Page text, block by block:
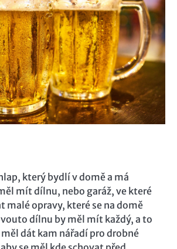
který bydlí v domě a má
mít dílnu, nebo garáž, ve které
malé opravy, které se na domě
dílnu by měl mít každý, a to
dát kam nářadí pro drobné